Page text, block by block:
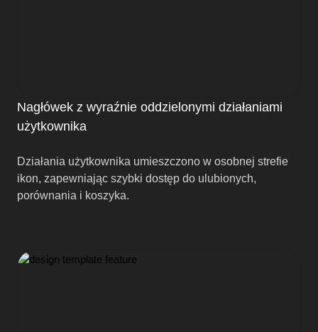
Nagłówek z wyraźnie oddzielonymi działaniami
użytkownika
Działania użytkownika umieszczono w osobnej strefie
ikon, zapewniając szybki dostęp do ulubionych,
porównania i koszyka.